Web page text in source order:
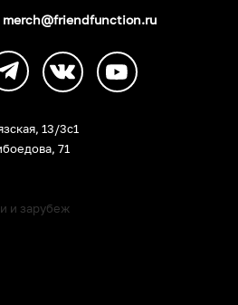
13/3c1
71
и зарубеж
merch@friendfunction.ru